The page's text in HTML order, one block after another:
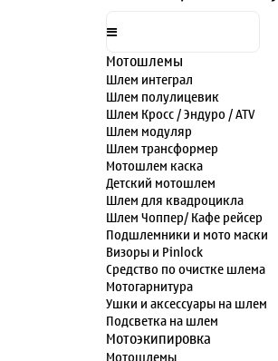
Мотошлемы
Шлем интеграл
Шлем полулицевик
Шлем Кросс / Эндуро / ATV
Шлем модуляр
Шлем трансформер
Мотошлем каска
Детский мотошлем
Шлем для квадроцикла
Шлем Чоппер/ Кафе рейсер
Подшлемники и мото маски
Визоры и Pinlock
Средство по очистке шлема
Мотогарнитура
Ушки и аксессуары на шлем
Подсветка на шлем
Мотоэкипировка